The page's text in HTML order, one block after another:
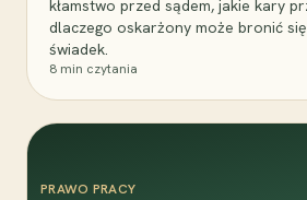
kłamstwo przed sądem, jakie kary
dlaczego oskarżony może bronić
świadek.
8 min czytania
PRAWO PRACY